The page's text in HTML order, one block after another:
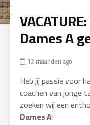
Dames A
12 maanden ago
Heb jij passie voor
coachen van jonge
zoeken wij een
Dames A!